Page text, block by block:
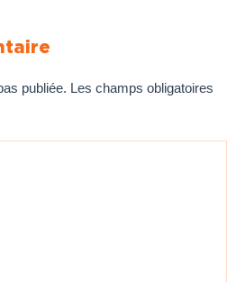
publiée. Les champs obligatoires